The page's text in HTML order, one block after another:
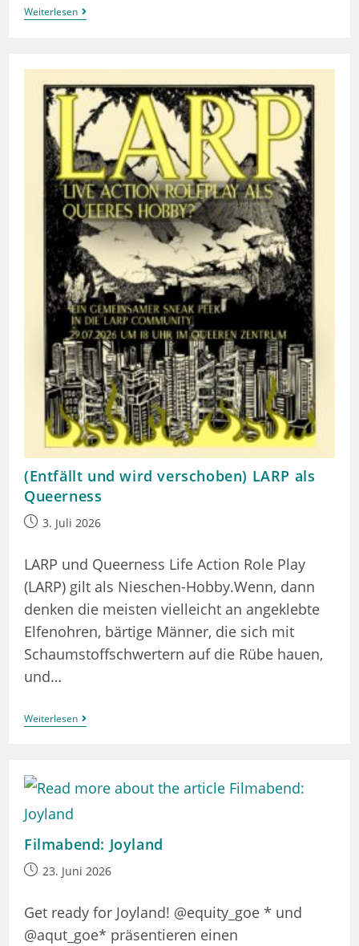
WeiterlesenStatement
Zu
CSD
Berlin
(Entfällt und wird verschoben) LARP als
Queerness
Beitrag3. Juli 2026
LARP und Queerness Life Action Role Play
(LARP) gilt als Nieschen-Hobby.Wenn, dann
denken die meisten vielleicht an angeklebte
Elfenohren, bärtige Männer, die sich mit
Schaumstoffschwertern auf die Rübe hauen,
und…
Weiterlesen(Entfällt
Und
Als
Queerness
Filmabend: Joyland
Beitrag23. Juni 2026
Get ready for Joyland! @equity_goe * und
@aqut_goe* präsentieren einen